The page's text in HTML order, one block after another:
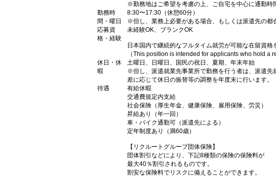
※勤務地はご希望を考慮の上、ご自宅を中心に通勤時
勤務時
間・曜日
8:30〜17:30（休憩60分）
※但し、業務上必要がある場合、もしくは派遣先の都
応募資
格・経験
未経験OK、ブランクOK
日本国内で継続的なフルタイム就労が可能な在留資格
（This position is intended for applicants who hold a
休日・休
暇
土曜日、日曜日、国民の祝日、夏期、年末年始
※但し、派遣就業先事業所で勤務を行う者は、派遣
差に応じて休日の振替等の調整を年度末に行います。
待遇
有給休暇
交通費規定内支給
社会保険（厚生年金、健康保険、雇用保険、労災）
昇給あり（年一回）
車・バイク通勤可（派遣先による）
定年制度あり（満60歳）
【リクルートグループ団体保険】
団体割引などにより、下記8種類の保険の保険料が
最大40％割引されるものです。
割安な保険料でリスクに備えることができます。